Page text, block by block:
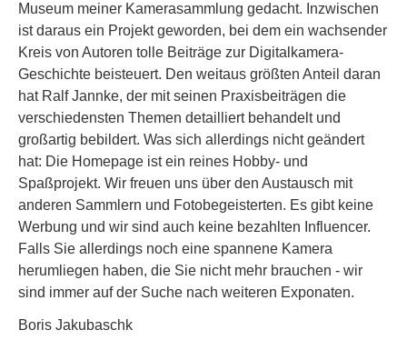
Museum meiner Kamerasammlung gedacht. Inzwischen
ist daraus ein Projekt geworden, bei dem ein wachsender
Kreis von Autoren tolle Beiträge zur Digitalkamera-
Geschichte beisteuert. Den weitaus größten Anteil daran
hat Ralf Jannke, der mit seinen Praxisbeiträgen die
verschiedensten Themen detailliert behandelt und
großartig bebildert. Was sich allerdings nicht geändert
hat: Die Homepage ist ein reines Hobby- und
Spaßprojekt. Wir freuen uns über den Austausch mit
anderen Sammlern und Fotobegeisterten. Es gibt keine
Werbung und wir sind auch keine bezahlten Influencer.
Falls Sie allerdings noch eine spannene Kamera
herumliegen haben, die Sie nicht mehr brauchen - wir
sind immer auf der Suche nach weiteren Exponaten.
Boris Jakubaschk